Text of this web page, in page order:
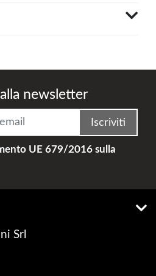
newsletter
Iscriviti
UE 679/2016sulla
Srl